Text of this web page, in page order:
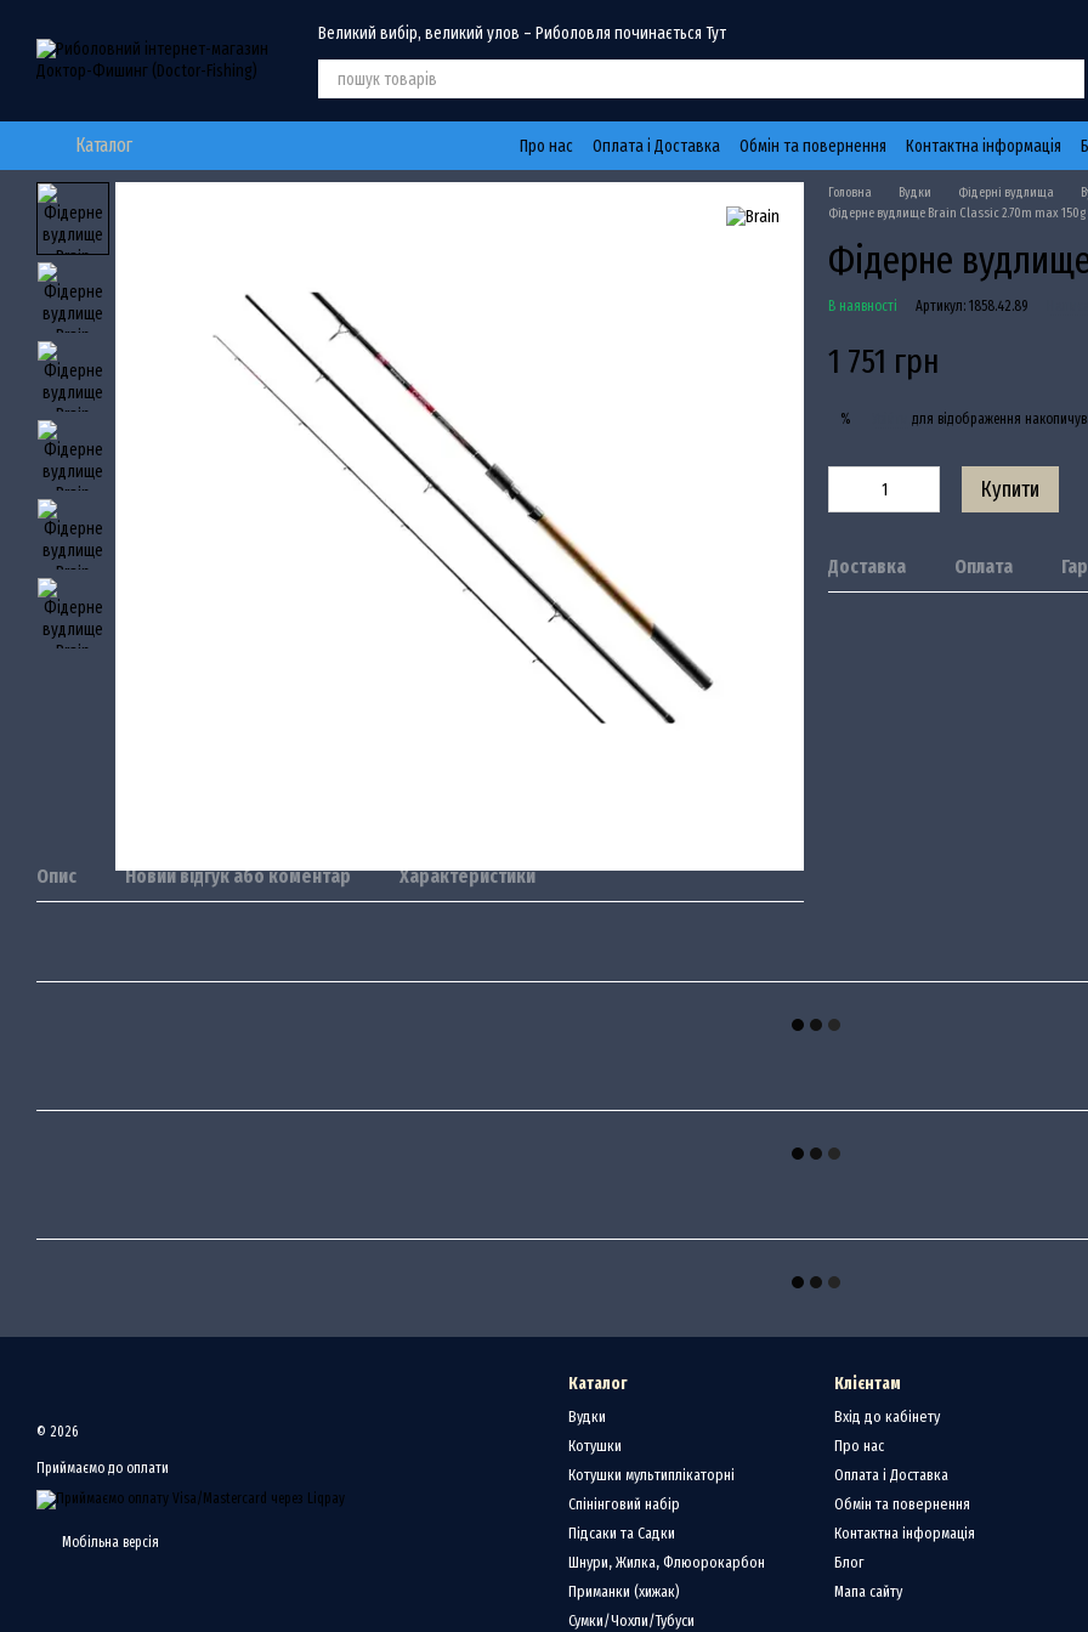
Великий вибір, великий улов – Риболовля починається Тут
Каталог Про нас Оплата і Доставка Обмін та повернення Контактна інформація
Опис Новий відгук або коментар Характеристики
Головна Вудки Фідерні вудлища
Фідерне вудлище Brain Classic 2.70m max 150g
Фідерне
В наявності Артикул: 1858.42.89
1 751 грн
% для відображення
Купити
Доставка Оплата
© 2026
Приймаємо до оплати
Мобільна версія
Каталог
Вудки
Котушки
Котушки мультиплікаторні
Спінінговий набір
Підсаки та Садки
Шнури, Жилка, Флюорокарбон
Приманки (хижак)
Сумки/Чохли/Тубуси
Клієнтам
Вхід до кабінету
Про нас
Оплата і Доставка
Обмін та повернення
Контактна інформація
Блог
Мапа сайту